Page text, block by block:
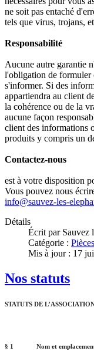
ne soit pas entaché
tels que virus, trojans,
Responsabilité
Aucune autre garantie
l'obligation de formuler
s'informer. Si des
appartiendra au client
la cohérence ou de la
aucune façon
client des informations
produits y compris un
Contactez-nous
est à votre disposition
Vous pouvez nous
info@sauvez-les-
Détails
Écrit par Sauvez
Catégorie :
Mis à jour : 17
Nos statuts
STATUTS DE
§ 1 Nom et